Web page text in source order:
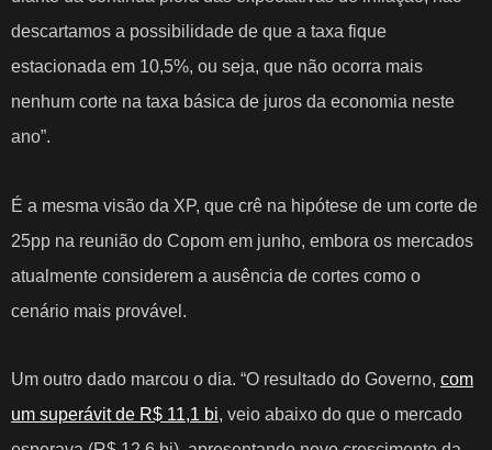
descartamos a possibilidade de que a taxa fique
estacionada em 10,5%, ou seja, que não ocorra mais
nenhum corte na taxa básica de juros da economia neste
ano”.
É a mesma visão da XP, que crê na hipótese de um corte de
25pp na reunião do Copom em junho, embora os mercados
atualmente considerem a ausência de cortes como o
cenário mais provável.
Um outro dado marcou o dia. “O resultado do Governo, com
um superávit de R$ 11,1 bi, veio abaixo do que o mercado